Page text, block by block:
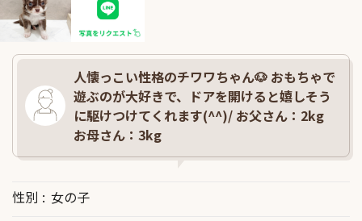
人懐っこい性格のチワワちゃん🐶 おもちゃで
遊ぶのが大好きで、ドアを開けると嬉しそう
に駆けつけてくれます(^^)/ お父さん：2kg
お母さん：3kg
性別
女の子